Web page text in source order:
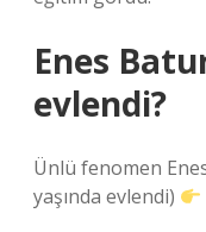
Enes
evlendi?
Ünlü fenomen
yaşında evlendi)